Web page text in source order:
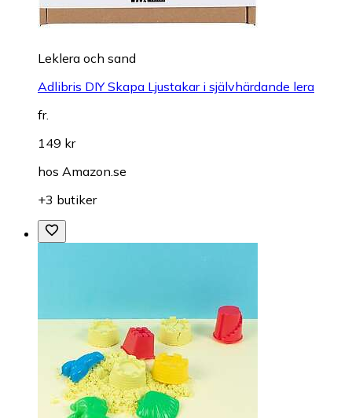
Leklera och sand
Adlibris DIY Skapa Ljustakar i självhärdande lera
fr.
149 kr
hos Amazon.se
+3 butiker